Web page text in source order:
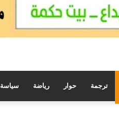
ترجمة حوار رياضة سياسة